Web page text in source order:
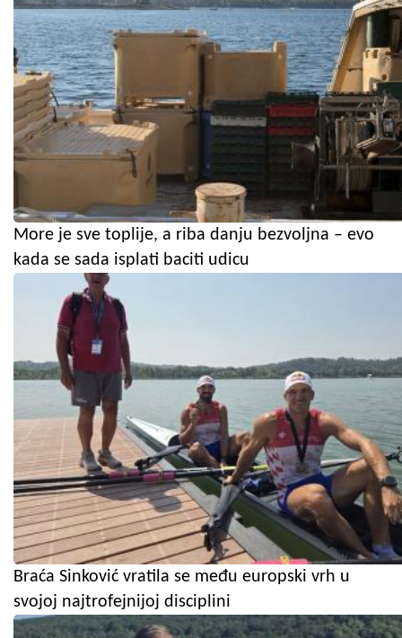
More je sve toplije, a riba danju bezvoljna – evo
kada se sada isplati baciti udicu
Braća Sinković vratila se među europski vrh u
svojoj najtrofejnijoj disciplini